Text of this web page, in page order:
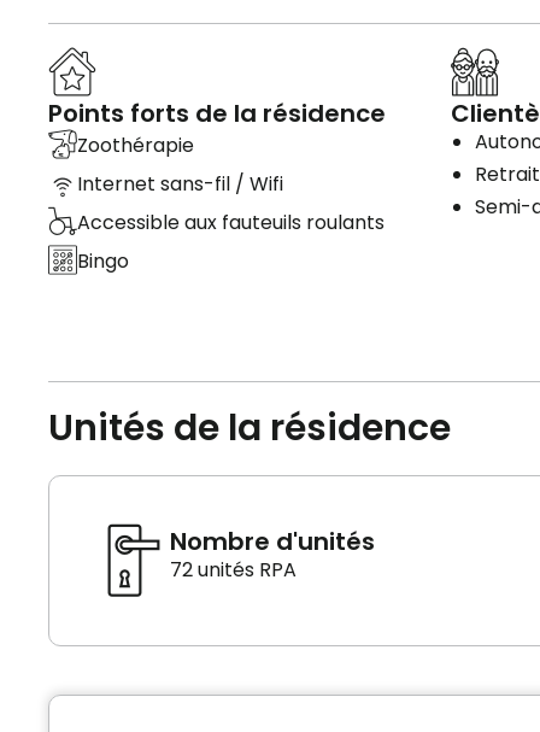
Points forts de la résidence
Zoothérapie
Internet sans-fil / Wifi
Accessible aux fauteuils roulants
Bingo
Semi-
Unités de la résidence
Nombre d'unités
72 unités RPA